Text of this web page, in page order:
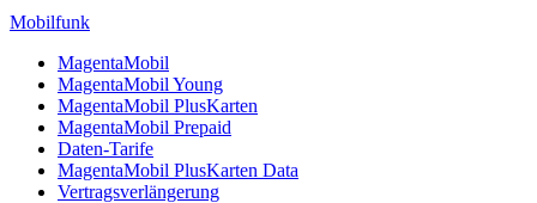
Mobilfunk
MagentaMobil
MagentaMobil Young
MagentaMobil PlusKarten
MagentaMobil Prepaid
Daten-Tarife
MagentaMobil PlusKarten Data
Vertragsverlängerung